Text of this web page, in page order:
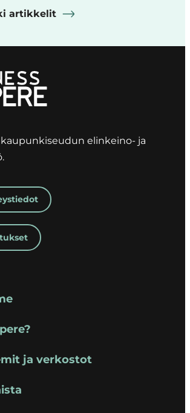
artikkelit
elinkeino- ja
ja verkostot